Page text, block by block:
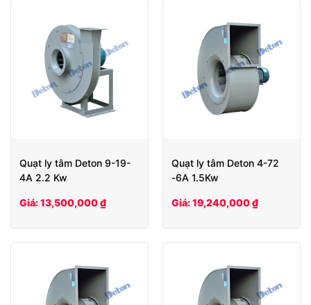
Quạt ly tâm Deton 9-19-
4A 2.2 Kw
Giá: 13,500,000 ₫
Quạt ly tâm Deton 4-72
-6A 1.5Kw
Giá: 19,240,000 ₫